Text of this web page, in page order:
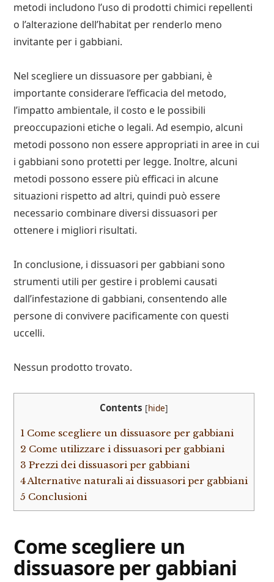
metodi includono l’uso di prodotti chimici repellenti
o l’alterazione dell’habitat per renderlo meno
invitante per i gabbiani.
Nel scegliere un dissuasore per gabbiani, è
importante considerare l’efficacia del metodo,
l’impatto ambientale, il costo e le possibili
preoccupazioni etiche o legali. Ad esempio, alcuni
metodi possono non essere appropriati in aree in cui
i gabbiani sono protetti per legge. Inoltre, alcuni
metodi possono essere più efficaci in alcune
situazioni rispetto ad altri, quindi può essere
necessario combinare diversi dissuasori per
ottenere i migliori risultati.
In conclusione, i dissuasori per gabbiani sono
strumenti utili per gestire i problemi causati
dall’infestazione di gabbiani, consentendo alle
persone di convivere pacificamente con questi
uccelli.
Nessun prodotto trovato.
Contents [hide]
1 Come scegliere un dissuasore per gabbiani
2 Come utilizzare i dissuasori per gabbiani
3 Prezzi dei dissuasori per gabbiani
4Alternative naturali ai dissuasori per gabbiani
5 Conclusioni
Come scegliere un
dissuasore per gabbiani